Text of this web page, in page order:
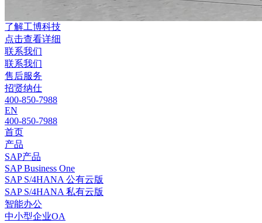
了解工博科技
点击查看详细
联系我们
联系我们
售后服务
招贤纳仕
400-850-7988
EN
400-850-7988
首页
产品
SAP产品
SAP Business One
SAP S/4HANA 公有云版
SAP S/4HANA 私有云版
智能办公
中小型企业OA